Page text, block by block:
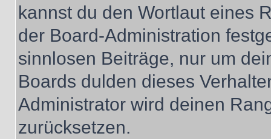
kannst du den Wortlaut eines
der Board-Administration
sinnlosen Beiträge, nur um
Boards dulden dieses
Administrator wird deinen
zurücksetzen.